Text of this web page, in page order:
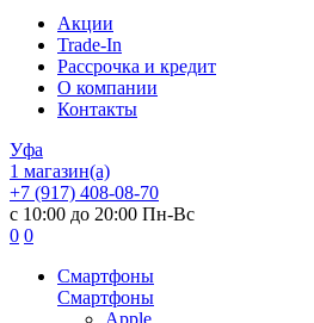
Акции
Trade-In
Рассрочка и кредит
О компании
Контакты
Уфа
1 магазин(а)
+7 (917) 408-08-70
с 10:00 до 20:00 Пн-Вс
0 0
Смартфоны
Смартфоны
Apple